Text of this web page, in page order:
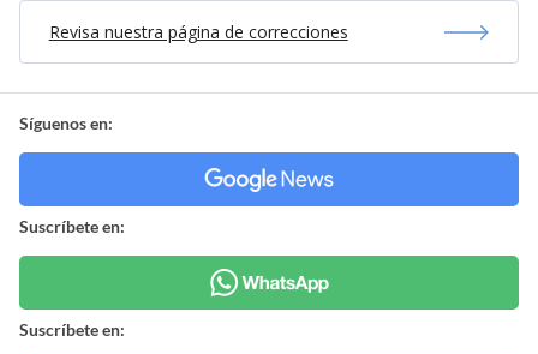
Revisa nuestra página de correcciones
Síguenos en:
Suscríbete en:
Suscríbete en: